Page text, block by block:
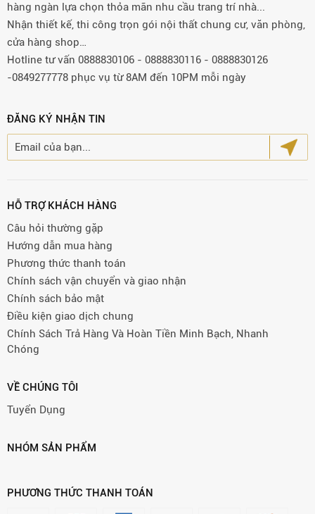
hàng ngàn lựa chọn thỏa mãn nhu cầu trang trí nhà...
Nhận thiết kế, thi công trọn gói nội thất chung cư, văn phòng,
cửa hàng shop…
Hotline tư vấn 0888830106 - 0888830116 - 0888830126
-0849277778 phục vụ từ 8AM đến 10PM mỗi ngày
ĐĂNG KÝ NHẬN TIN
HỖ TRỢ KHÁCH HÀNG
Câu hỏi thường gặp
Hướng dẫn mua hàng
Phương thức thanh toán
Chính sách vận chuyển và giao nhận
Chính sách bảo mật
Điều kiện giao dịch chung
Chính Sách Trả Hàng Và Hoàn Tiền Minh Bạch, Nhanh
Chóng
VỀ CHÚNG TÔI
Tuyển Dụng
NHÓM SẢN PHẨM
PHƯƠNG THỨC THANH TOÁN